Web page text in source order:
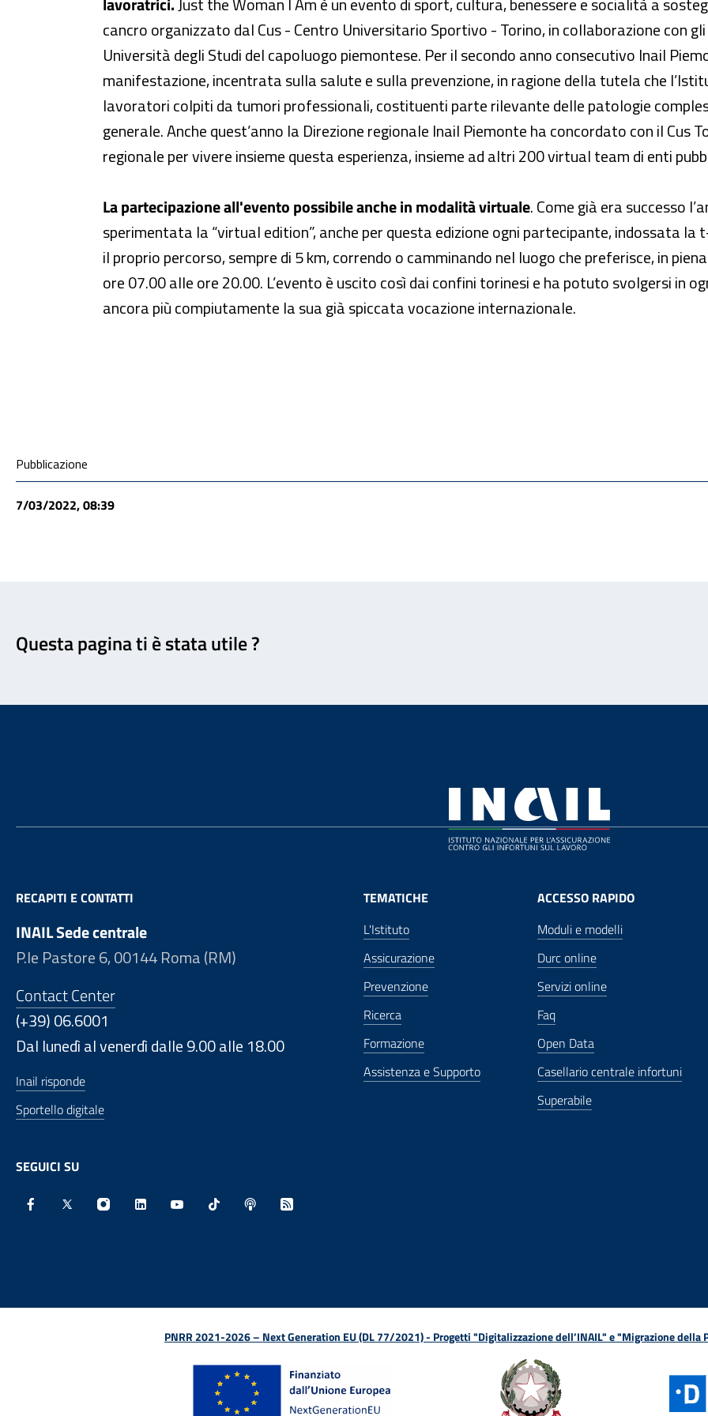
cancro organizzato dal Cus - Centro Universitario Sportivo - Torino, in collaborazione con
Università degli Studi del capoluogo piemontese. Per il secondo anno consecutivo Inail
manifestazione, incentrata sulla salute e sulla prevenzione, in ragione della tutela che
lavoratori colpiti da tumori professionali, costituenti parte rilevante delle patologie
generale. Anche quest’anno la Direzione regionale Inail Piemonte ha concordato con il Cus
regionale per vivere insieme questa esperienza, insieme ad altri 200 virtual team di enti
La partecipazione all'evento possibile anche in modalità virtuale. Come già era successo
sperimentata la “virtual edition”, anche per questa edizione ogni partecipante, indossata
il proprio percorso, sempre di 5 km, correndo o camminando nel luogo che preferisce, in
ore 07.00 alle ore 20.00. L’evento è uscito così dai confini torinesi e ha potuto svolgersi in
ancora più compiutamente la sua già spiccata vocazione internazionale.
Condivisione social
Pubblicazione
7/03/2022, 08:39
Questa pagina ti è stata utile ?
RECAPITI E CONTATTI
INAIL Sede centrale
P.le Pastore 6, 00144 Roma (RM)
Contact Center
(+39) 06.6001
Dal lunedì al venerdì dalle 9.00 alle 18.00
Inail risponde
Sportello digitale
SEGUICI SU
TEMATICHE
L'Istituto
Assicurazione
Prevenzione
Ricerca
Formazione
Assistenza e Supporto
ACCESSO RAPIDO
Moduli e modelli
Durc online
Servizi online
Faq
Open Data
Casellario centrale infortuni
Superabile
PNRR 2021-2026 – Next Generation EU (DL 77/2021) - Progetti "Digitalizzazione dell’INAIL" e "Migrazione della